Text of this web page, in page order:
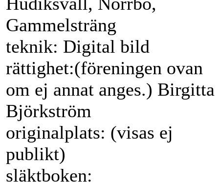
Gammelsträng
teknik: Digital bild
rättighet:(föreningen ovan
om ej annat anges.) Birgitta
Björkström
originalplats: (visas ej
publikt)
släktboken: